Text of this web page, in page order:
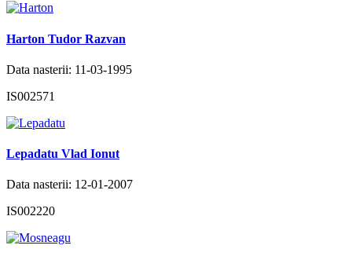
Harton Tudor Razvan
Data nasterii: 11-03-1995
IS002571
Lepadatu Vlad Ionut
Data nasterii: 12-01-2007
IS002220